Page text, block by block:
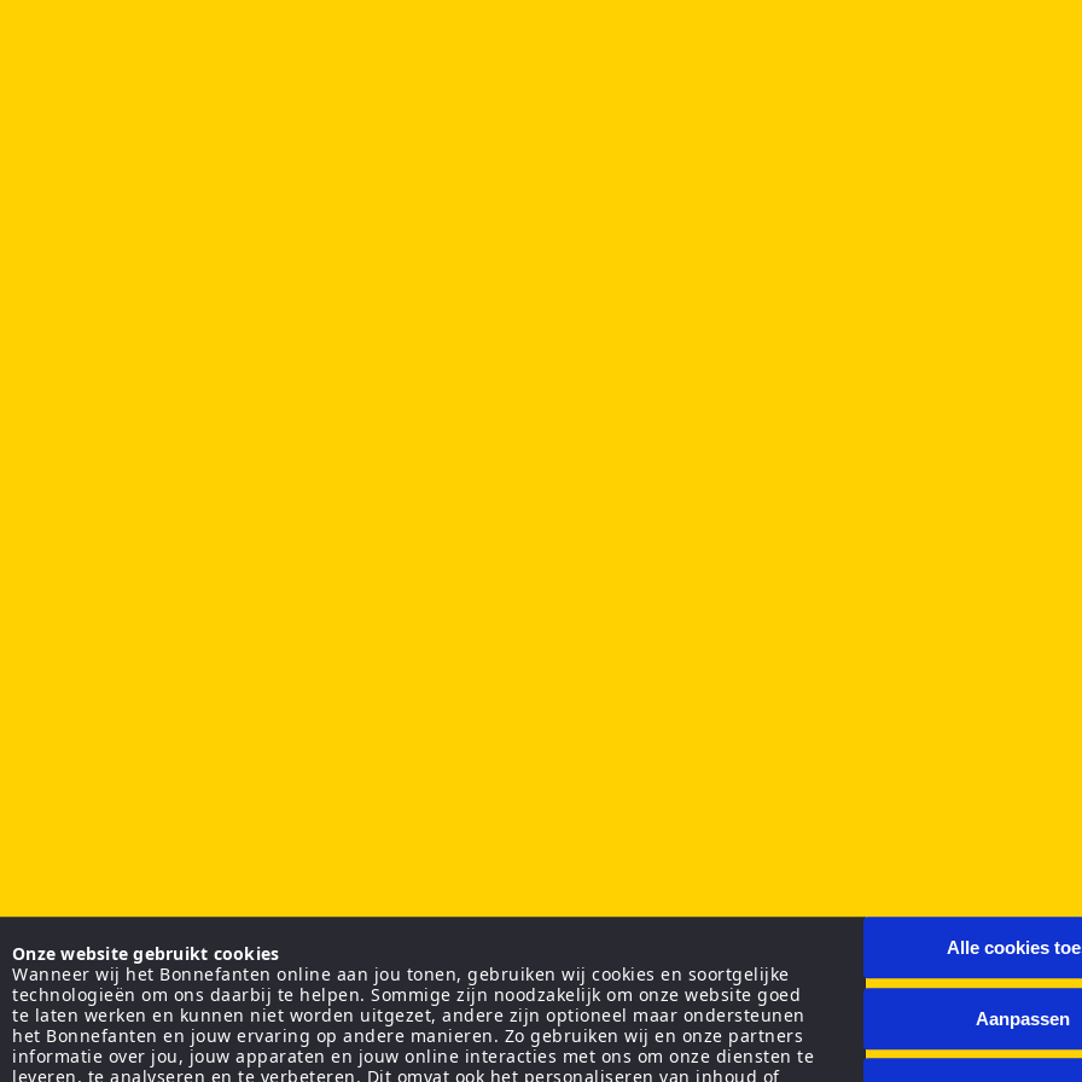
Onze website gebruikt cookies
Wanneer wij het Bonnefanten online aan jou tonen, gebruiken wij cookies en soortgelijke
technologieën om ons daarbij te helpen. Sommige zijn noodzakelijk om onze website goed
te laten werken en kunnen niet worden uitgezet, andere zijn optioneel maar ondersteunen
het Bonnefanten en jouw ervaring op andere manieren. Zo gebruiken wij en onze partners
informatie over jou, jouw apparaten en jouw online interacties met ons om onze diensten te
leveren, te analyseren en te verbeteren. Dit omvat ook het personaliseren van inhoud of
Alle cookies
Aanpassen